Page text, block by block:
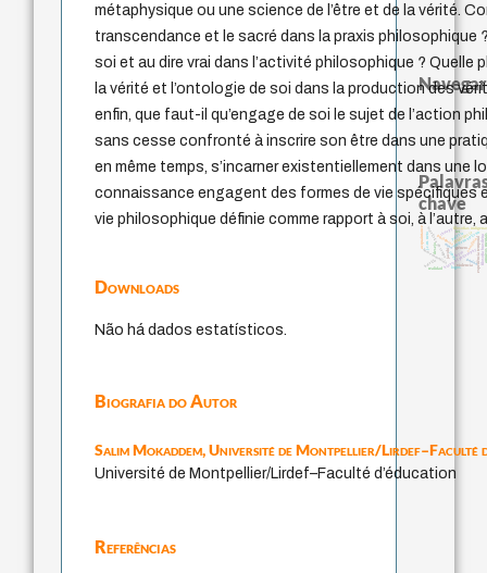
métaphysique ou une science de l’être et de la vérité.
transcendance et le sacré dans la praxis philosophique
soi et au dire vrai dans l’activité philosophique ? Quelle
la vérité et l’ontologie de soi dans la production des
enfin, que faut-il qu’engage de soi le sujet de l’action
sans cesse confronté à inscrire son être dans une
en même temps, s’incarner existentiellement dans une
connaissance engagent des formes de vie spécifiques
vie philosophique définie comme rapport à soi, à l’autre,
Downloads
Não há dados estatísticos.
Biografia do Autor
Salim Mokaddem,Université de Montpellier/Lirdef–Faculté
Université de Montpellier/Lirdef–Faculté d’éducation
Referências
Navegar
chave
fundamentalismo
jacobi
protágoras experiência temporal
metafísica do tempo género
idade
intolerância
history of philosophy
homem-medida
filosofias
filosofia brasileira
j.c.m. neto palavra
perdón
leyes
violencia
logos
lei
acquaintance desejo sacrifício
bataille
mind
therapy
realidad